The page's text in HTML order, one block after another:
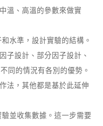
溫、高溫的參數來做實
水準，設計實驗的結構。
子設計、部分因子設計、
同的情況有各別的優勢。
法，其他都是基於此延伸
並收集數據。這一步需要